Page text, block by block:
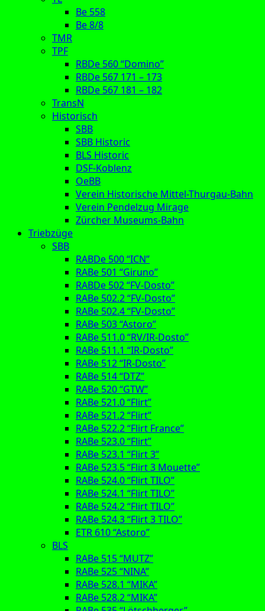
Be 558
Be 8/8
TMR
TPF
RBDe 560 “Domino”
RBDe 567 171 – 173
RBDe 567 181 – 182
TransN
Historisch
SBB
SBB Historic
BLS Historic
DSF-Koblenz
OeBB
Verein Historische Mittel-Thurgau-Bahn
Verein Pendelzug Mirage
Zürcher Museums-Bahn
Triebzüge
SBB
RABDe 500 “ICN”
RABe 501 “Giruno”
RABDe 502 “FV-Dosto”
RABe 502.2 “FV-Dosto”
RABe 502.4 “FV-Dosto”
RABe 503 “Astoro”
RABe 511.0 “RV/IR-Dosto”
RABe 511.1 “IR-Dosto”
RABe 512 “IR-Dosto”
RABe 514 “DTZ”
RABe 520 “GTW”
RABe 521.0 “Flirt”
RABe 521.2 “Flirt”
RABe 522.2 “Flirt France”
RABe 523.0 “Flirt”
RABe 523.1 “Flirt 3”
RABe 523.5 “Flirt 3 Mouette”
RABe 524.0 “Flirt TILO”
RABe 524.1 “Flirt TILO”
RABe 524.2 “Flirt TILO”
RABe 524.3 “Flirt 3 TILO”
ETR 610 “Astoro”
BLS
RABe 515 “MUTZ”
RABe 525 “NINA”
RABe 528.1 “MIKA”
RABe 528.2 “MIKA”